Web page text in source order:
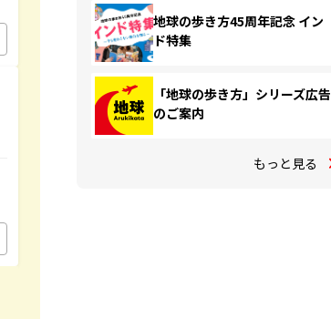
地球の歩き方45周年記念 イン
ド特集
「地球の歩き方」シリーズ広告
のご案内
もっと見る